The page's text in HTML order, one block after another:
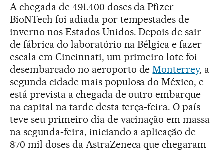
A chegada de 491.400 doses da Pfizer
BioNTech foi adiada por tempestades de
inverno nos Estados Unidos. Depois de sair
de fábrica do laboratório na Bélgica e fazer
escala em Cincinnati, um primeiro lote foi
desembarcado no aeroporto deMonterrey, a
segunda cidade mais populosa do México, e
está prevista a chegada de outro embarque
na capital na tarde desta terça-feira. O país
teve seu primeiro dia de vacinação em massa
na segunda-feira, iniciando a aplicação de
870 mil doses da AstraZeneca que chegaram